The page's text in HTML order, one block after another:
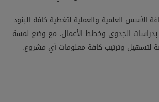
الأسس العلمية والعملية لتغطية كافة البنود
بدراسات الجدوى وخطط الأعمال، مع وضع لمسة
لتسهيل وترتيب كافة معلومات أي مشروع.